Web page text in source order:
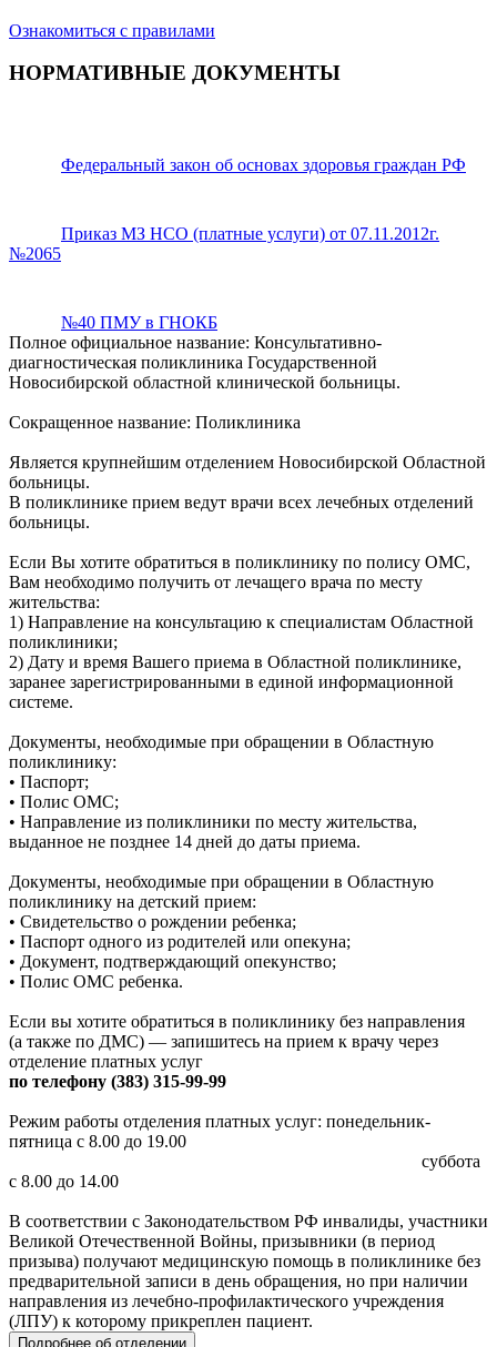
Ознакомиться с правилами
НОРМАТИВНЫЕ ДОКУМЕНТЫ
Федеральный закон об основах здоровья граждан РФ
Приказ МЗ НСО (платные услуги) от 07.11.2012г.
№2065
№40 ПМУ в ГНОКБ
Полное официальное название: Консультативно-
диагностическая поликлиника Государственной
Новосибирской областной клинической больницы.
Сокращенное название: Поликлиника
Является крупнейшим отделением Новосибирской Областной
больницы.
В поликлинике прием ведут врачи всех лечебных отделений
больницы.
Если Вы хотите обратиться в поликлинику по полису ОМС,
Вам необходимо получить от лечащего врача по месту
жительства:
1) Направление на консультацию к специалистам Областной
поликлиники;
2) Дату и время Вашего приема в Областной поликлинике,
заранее зарегистрированными в единой информационной
системе.
Документы, необходимые при обращении в Областную
поликлинику:
• Паспорт;
• Полис ОМС;
• Направление из поликлиники по месту жительства,
выданное не позднее 14 дней до даты приема.
Документы, необходимые при обращении в Областную
поликлинику на детский прием:
• Свидетельство о рождении ребенка;
• Паспорт одного из родителей или опекуна;
• Документ, подтверждающий опекунство;
• Полис ОМС ребенка.
Если вы хотите обратиться в поликлинику без направления
(а также по ДМС) — запишитесь на прием к врачу через
отделение платных услуг
по телефону (383) 315-99-99
Режим работы отделения платных услуг: понедельник-
пятница с 8.00 до 19.00
суббота
с 8.00 до 14.00
В соответствии с Законодательством РФ инвалиды, участники
Великой Отечественной Войны, призывники (в период
призыва) получают медицинскую помощь в поликлинике без
предварительной записи в день обращения, но при наличии
направления из лечебно-профилактического учреждения
(ЛПУ) к которому прикреплен пациент.
Подробнее об отделении